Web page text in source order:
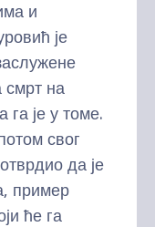
и
је
смрт на
га је у томе.
свог
да је
пример
ће га